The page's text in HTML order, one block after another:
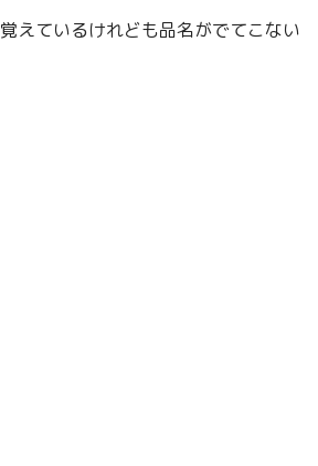
えているけれども品名がでてこない